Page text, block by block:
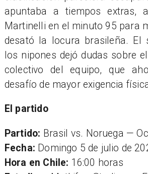
apuntaba a tiempos extras,
Martinelli en el minuto 95 para
desató la locura brasileña. El
los nipones dejó dudas sobre
colectivo del equipo, que
desafío de mayor exigencia
El partido
Partido: Brasil vs. Noruega —
Fecha: Domingo 5 de julio de
Hora en Chile: 16:00 horas